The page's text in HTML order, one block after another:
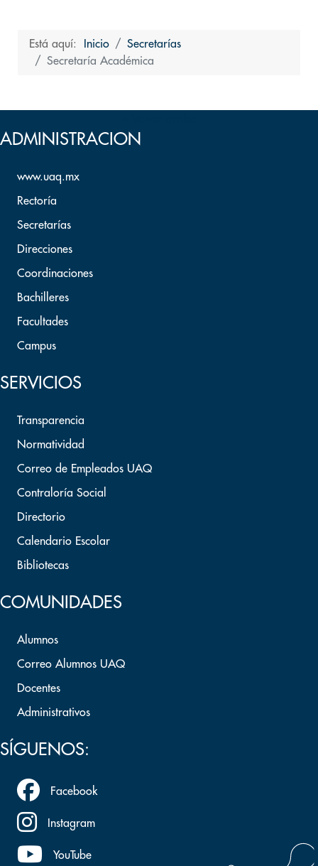
Está aquí: Inicio
Secretarías
Secretaría Académica
ADMINISTRACION
www.uaq.mx
Rectoría
Secretarías
Direcciones
Coordinaciones
Bachilleres
Facultades
Campus
SERVICIOS
Transparencia
Normatividad
Correo de Empleados UAQ
Contraloría Social
Directorio
Calendario Escolar
Bibliotecas
COMUNIDADES
Alumnos
Correo Alumnos UAQ
Docentes
Administrativos
SÍGUENOS:
Facebook
Instagram
YouTube